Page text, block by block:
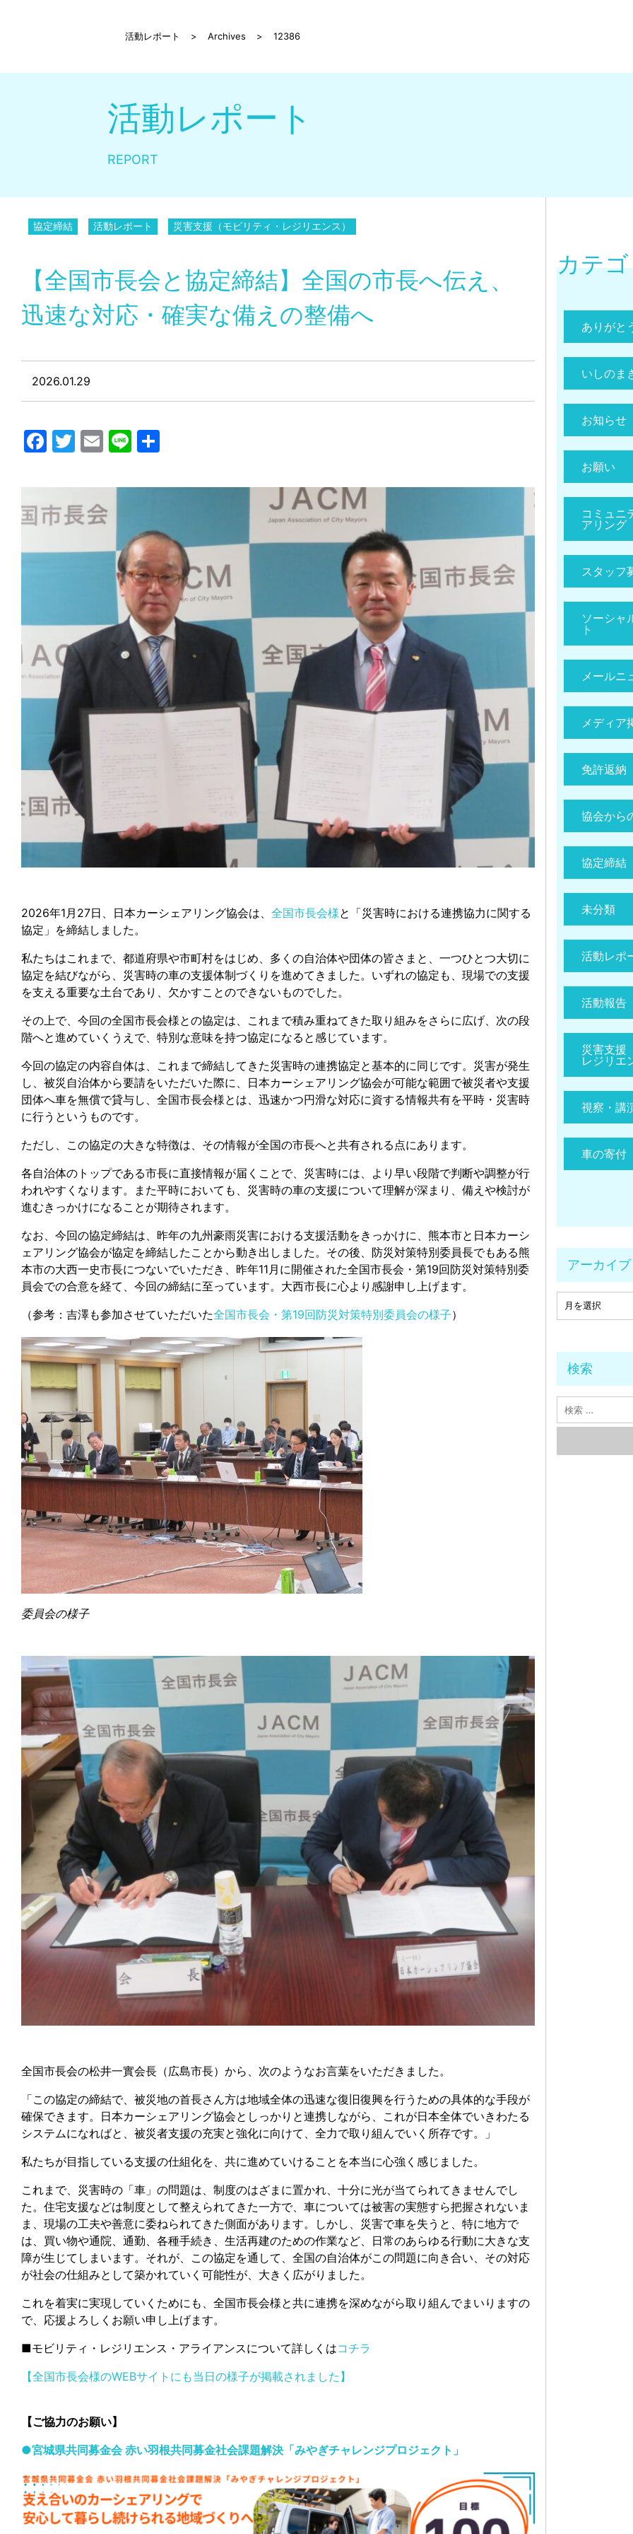
活動レポート > Archives > 12386
活動レポート
REPORT
協定締結 活動レポート 災害支援（モビリティ・レジリエンス）
【全国市長会と協定締結】全国の市長へ伝え、
迅速な対応・確実な備えの整備へ
2026.01.29
Facebook
Twitter
Email
Line
2026年1月27日、日本カーシェアリング協会は、 全国市長会様と「災害時における連携協力に関する
協定」を締結しました。
私たちはこれまで、都道府県や市町村をはじめ、多くの自治体や団体の皆さまと、一つひとつ大切に
協定を結びながら、災害時の車の支援体制づくりを進めてきました。いずれの協定も、現場での支援
を支える重要な土台であり、欠かすことのできないものでした。
その上で、今回の全国市長会様との協定は、これまで積み重ねてきた取り組みをさらに広げ、次の段
階へと進めていくうえで、特別な意味を持つ協定になると感じています。
今回の協定の内容自体は、これまで締結してきた災害時の連携協定と基本的に同じです。災害が発生
し、被災自治体から要請をいただいた際に、日本カーシェアリング協会が可能な範囲で被災者や支援
団体へ車を無償で貸与し、全国市長会様とは、迅速かつ円滑な対応に資する情報共有を平時・災害時
に行うというものです。
ただし、この協定の大きな特徴は、その情報が全国の市長へと共有される点にあります。
各自治体のトップである市長に直接情報が届くことで、災害時には、より早い段階で判断や調整が行
われやすくなります。また平時においても、災害時の車の支援について理解が深まり、備えや検討が
進むきっかけになることが期待されます。
なお、今回の協定締結は、昨年の九州豪雨災害における支援活動をきっかけに、熊本市と日本カーシ
ェアリング協会が協定を締結したことから動き出しました。その後、防災対策特別委員長でもある熊
本市の大西一史市長につないでいただき、昨年11月に開催された全国市長会・第19回防災対策特別委
員会での合意を経て、今回の締結に至っています。大西市長に心より感謝申し上げます。
（参考：吉澤も参加させていただいた全国市長会・第19回防災対策特別委員会の様子）
委員会の様子
全国市長会の松井一實会長（広島市長）から、次のようなお言葉をいただきました。
「この協定の締結で、被災地の首長さん方は地域全体の迅速な復旧復興を行うための具体的な手段が
確保できます。日本カーシェアリング協会としっかりと連携しながら、これが日本全体でいきわたる
システムになればと、被災者支援の充実と強化に向けて、全力で取り組んでいく所存です。」
私たちが目指している支援の仕組化を、共に進めていけることを本当に心強く感じました。
これまで、災害時の「車」の問題は、制度のはざまに置かれ、十分に光が当てられてきませんでし
た。住宅支援などは制度として整えられてきた一方で、車については被害の実態すら把握されないま
ま、現場の工夫や善意に委ねられてきた側面があります。しかし、災害で車を失うと、特に地方で
は、買い物や通院、通勤、各種手続き、生活再建のための作業など、日常のあらゆる行動に大きな支
障が生じてしまいます。それが、この協定を通して、全国の自治体がこの問題に向き合い、その対応
が社会の仕組みとして築かれていく可能性が、大きく広がりました。
これを着実に実現していくためにも、全国市長会様と共に連携を深めながら取り組んでまいりますの
で、応援よろしくお願い申し上げます。
■モビリティ・レジリエンス・アライアンスについて詳しくはコチラ
【全国市長会様のWEBサイトにも当日の様子が掲載されました】
【ご協力のお願い】
●宮城県共同募金会 赤い羽根共同募金社会課題解決「みやぎチャレンジプロジェクト」
カテ
ありがと
いしのま
お知らせ
お願い
コミュニ
アリング
スタッフ
ソーシャ
ト
メールニ
メディア
免許返納
協会から
協定締結
未分類
活動レポ
活動報告
災害支援
レジリエ
視察・講
車の寄付
アーカイブ
検索